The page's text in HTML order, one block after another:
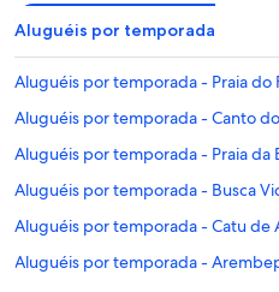
Aluguéis por temporada
Aluguéis por temporada - Praia do
Aluguéis por temporada - Canto
Aluguéis por temporada - Praia da
Aluguéis por temporada - Busca
Aluguéis por temporada - Catu de
Aluguéis por temporada -